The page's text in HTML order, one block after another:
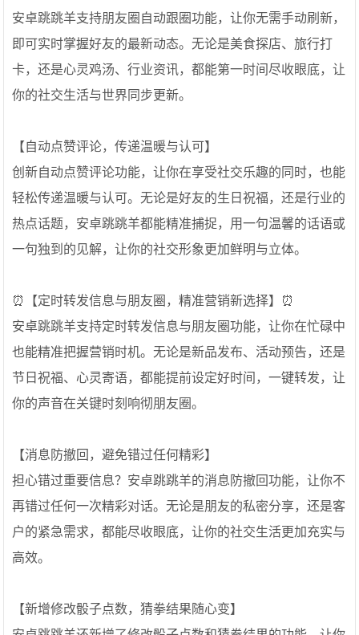
安卓跳跳羊支持朋友圈自动跟圈功能，让你无需手动刷新，
即可实时掌握好友的最新动态。无论是美食探店、旅行打
卡，还是心灵鸡汤、行业资讯，都能第一时间尽收眼底，让
你的社交生活与世界同步更新。
【自动点赞评论，传递温暖与认可】
创新自动点赞评论功能，让你在享受社交乐趣的同时，也能
轻松传递温暖与认可。无论是好友的生日祝福，还是行业的
热点话题，安卓跳跳羊都能精准捕捉，用一句温馨的话语或
一句独到的见解，让你的社交形象更加鲜明与立体。
⏰【定时转发信息与朋友圈，精准营销新选择】⏰
安卓跳跳羊支持定时转发信息与朋友圈功能，让你在忙碌中
也能精准把握营销时机。无论是新品发布、活动预告，还是
节日祝福、心灵寄语，都能提前设定好时间，一键转发，让
你的声音在关键时刻响彻朋友圈。
【消息防撤回，避免错过任何精彩】
担心错过重要信息？安卓跳跳羊的消息防撤回功能，让你不
再错过任何一次精彩对话。无论是朋友的私密分享，还是客
户的紧急需求，都能尽收眼底，让你的社交生活更加充实与
高效。
【新增修改骰子点数，猜拳结果随心变】